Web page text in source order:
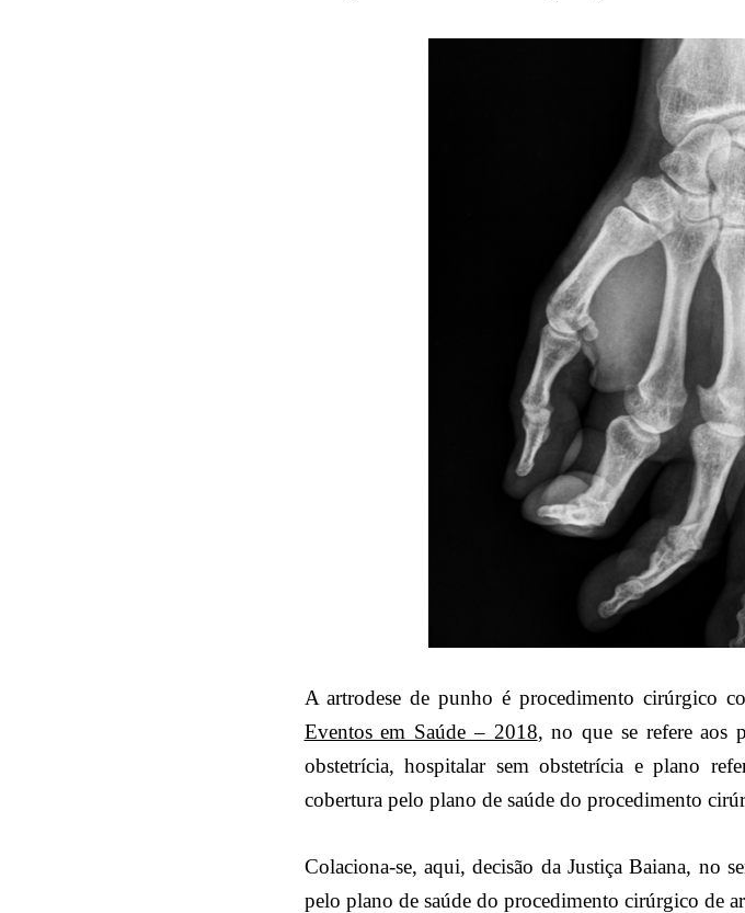
A artrodese de punho é procedimento cirúrgico
Eventos em Saúde – 2018, no que se refere aos
obstetrícia, hospitalar sem obstetrícia e plano
cobertura pelo plano de saúde do procedimento
Colaciona-se, aqui, decisão da Justiça Baiana, no
pelo plano de saúde do procedimento cirúrgico de